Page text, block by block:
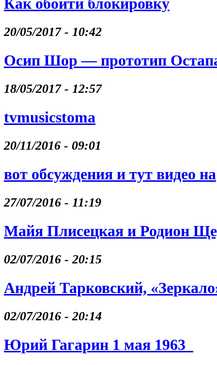
Как обойти блокировку
20/05/2017 - 10:42
Осип Шор — прототип
18/05/2017 - 12:57
tvmusicstoma
20/11/2016 - 09:01
вот обсуждения и тут видео на
27/07/2016 - 11:19
Майя Плисецкая и Родион
02/07/2016 - 20:15
Андрей Тарковский,
02/07/2016 - 20:14
Юрий Гагарин 1 мая 1963